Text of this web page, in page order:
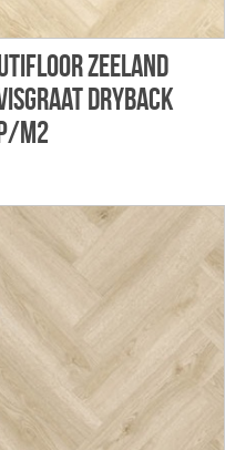
Zeeland
dryback
m2